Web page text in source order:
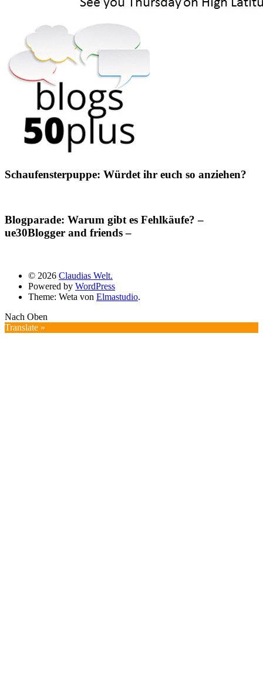
Schaufensterpuppe: Würdet ihr euch so anziehen?
Blogparade: Warum gibt es Fehlkäufe? –
ue30Blogger and friends –
© 2026 Claudias Welt.
Powered by WordPress
Theme: Weta von Elmastudio.
Nach Oben
Translate »